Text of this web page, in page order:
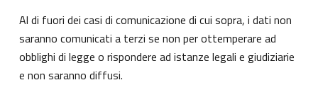
Al di fuori dei casi di comunicazione di cui sopra, i dati non
saranno comunicati a terzi se non per ottemperare ad
obblighi di legge o rispondere ad istanze legali e giudiziarie
e non saranno diffusi.